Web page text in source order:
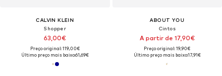
CALVIN KLEIN
Shopper
63,00€
Preço original: 119,00€
Último preço mais baixo:61,69€
ABOUT YOU
Cintos
A partir de 17,90€
Preço original: 19,90€
Último preço mais baixo:17,91€